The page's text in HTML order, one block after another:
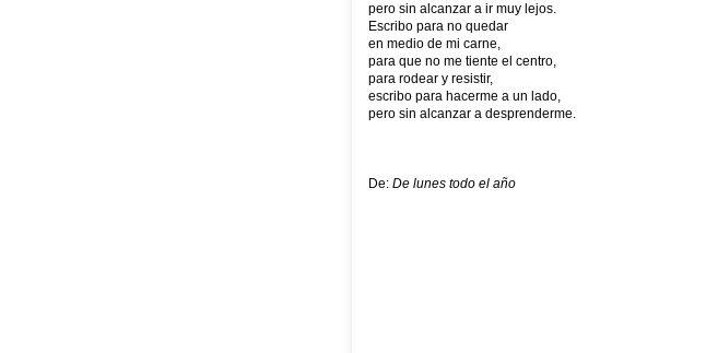
pero sin alcanzar a ir muy lejos.
Escribo para no quedar
en medio de mi carne,
para que no me tiente el centro,
para rodear y resistir,
escribo para hacerme a un lado,
pero sin alcanzar a desprenderme.
De: De lunes todo el año